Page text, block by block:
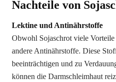
Nachteile von
Lektine und Antinährstoffe
Obwohl Sojaschrot viele
andere Antinährstoffe. Diese
beeinträchtigen und zu
können die Darmschleimhaut